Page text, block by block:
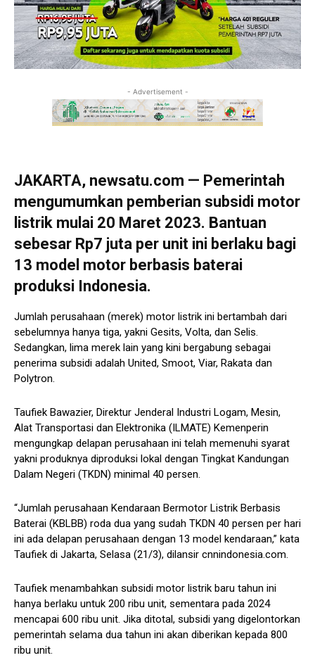
- Advertisement -
JAKARTA, newsatu.com — Pemerintah
mengumumkan pemberian subsidi motor
listrik mulai 20 Maret 2023. Bantuan
sebesar Rp7 juta per unit ini berlaku bagi
13 model motor berbasis baterai
produksi Indonesia.
Jumlah perusahaan (merek) motor listrik ini bertambah dari
sebelumnya hanya tiga, yakni Gesits, Volta, dan Selis.
Sedangkan, lima merek lain yang kini bergabung sebagai
penerima subsidi adalah United, Smoot, Viar, Rakata dan
Polytron.
Taufiek Bawazier, Direktur Jenderal Industri Logam, Mesin,
Alat Transportasi dan Elektronika (ILMATE) Kemenperin
mengungkap delapan perusahaan ini telah memenuhi syarat
yakni produknya diproduksi lokal dengan Tingkat Kandungan
Dalam Negeri (TKDN) minimal 40 persen.
“Jumlah perusahaan Kendaraan Bermotor Listrik Berbasis
Baterai (KBLBB) roda dua yang sudah TKDN 40 persen per hari
ini ada delapan perusahaan dengan 13 model kendaraan,” kata
Taufiek di Jakarta, Selasa (21/3), dilansir cnnindonesia.com.
Taufiek menambahkan subsidi motor listrik baru tahun ini
hanya berlaku untuk 200 ribu unit, sementara pada 2024
mencapai 600 ribu unit. Jika ditotal, subsidi yang digelontorkan
pemerintah selama dua tahun ini akan diberikan kepada 800
ribu unit.